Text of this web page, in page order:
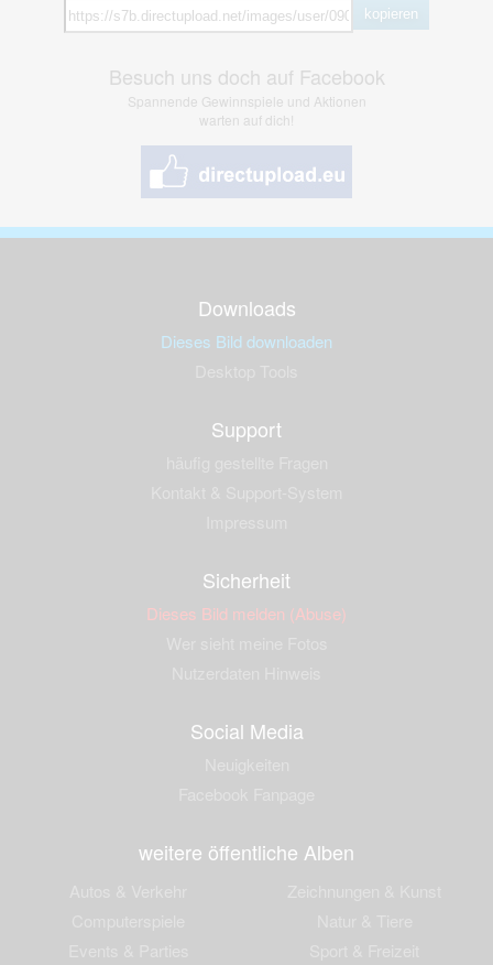
kopieren
Besuch uns doch auf Facebook
Spannende Gewinnspiele und Aktionen
warten auf dich!
Downloads
Dieses Bild downloaden
Support
Sicherheit
Dieses Bild melden (Abuse)
Social Media
weitere öffentliche Alben